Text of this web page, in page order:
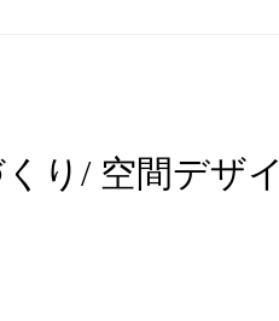
り/ 空間デザイ